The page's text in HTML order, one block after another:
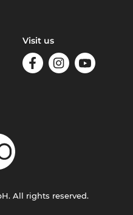
Visit us
All rights reserved.